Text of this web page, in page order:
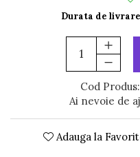
Durata de
Cod Produs:
Ai nevoie de
Adauga la